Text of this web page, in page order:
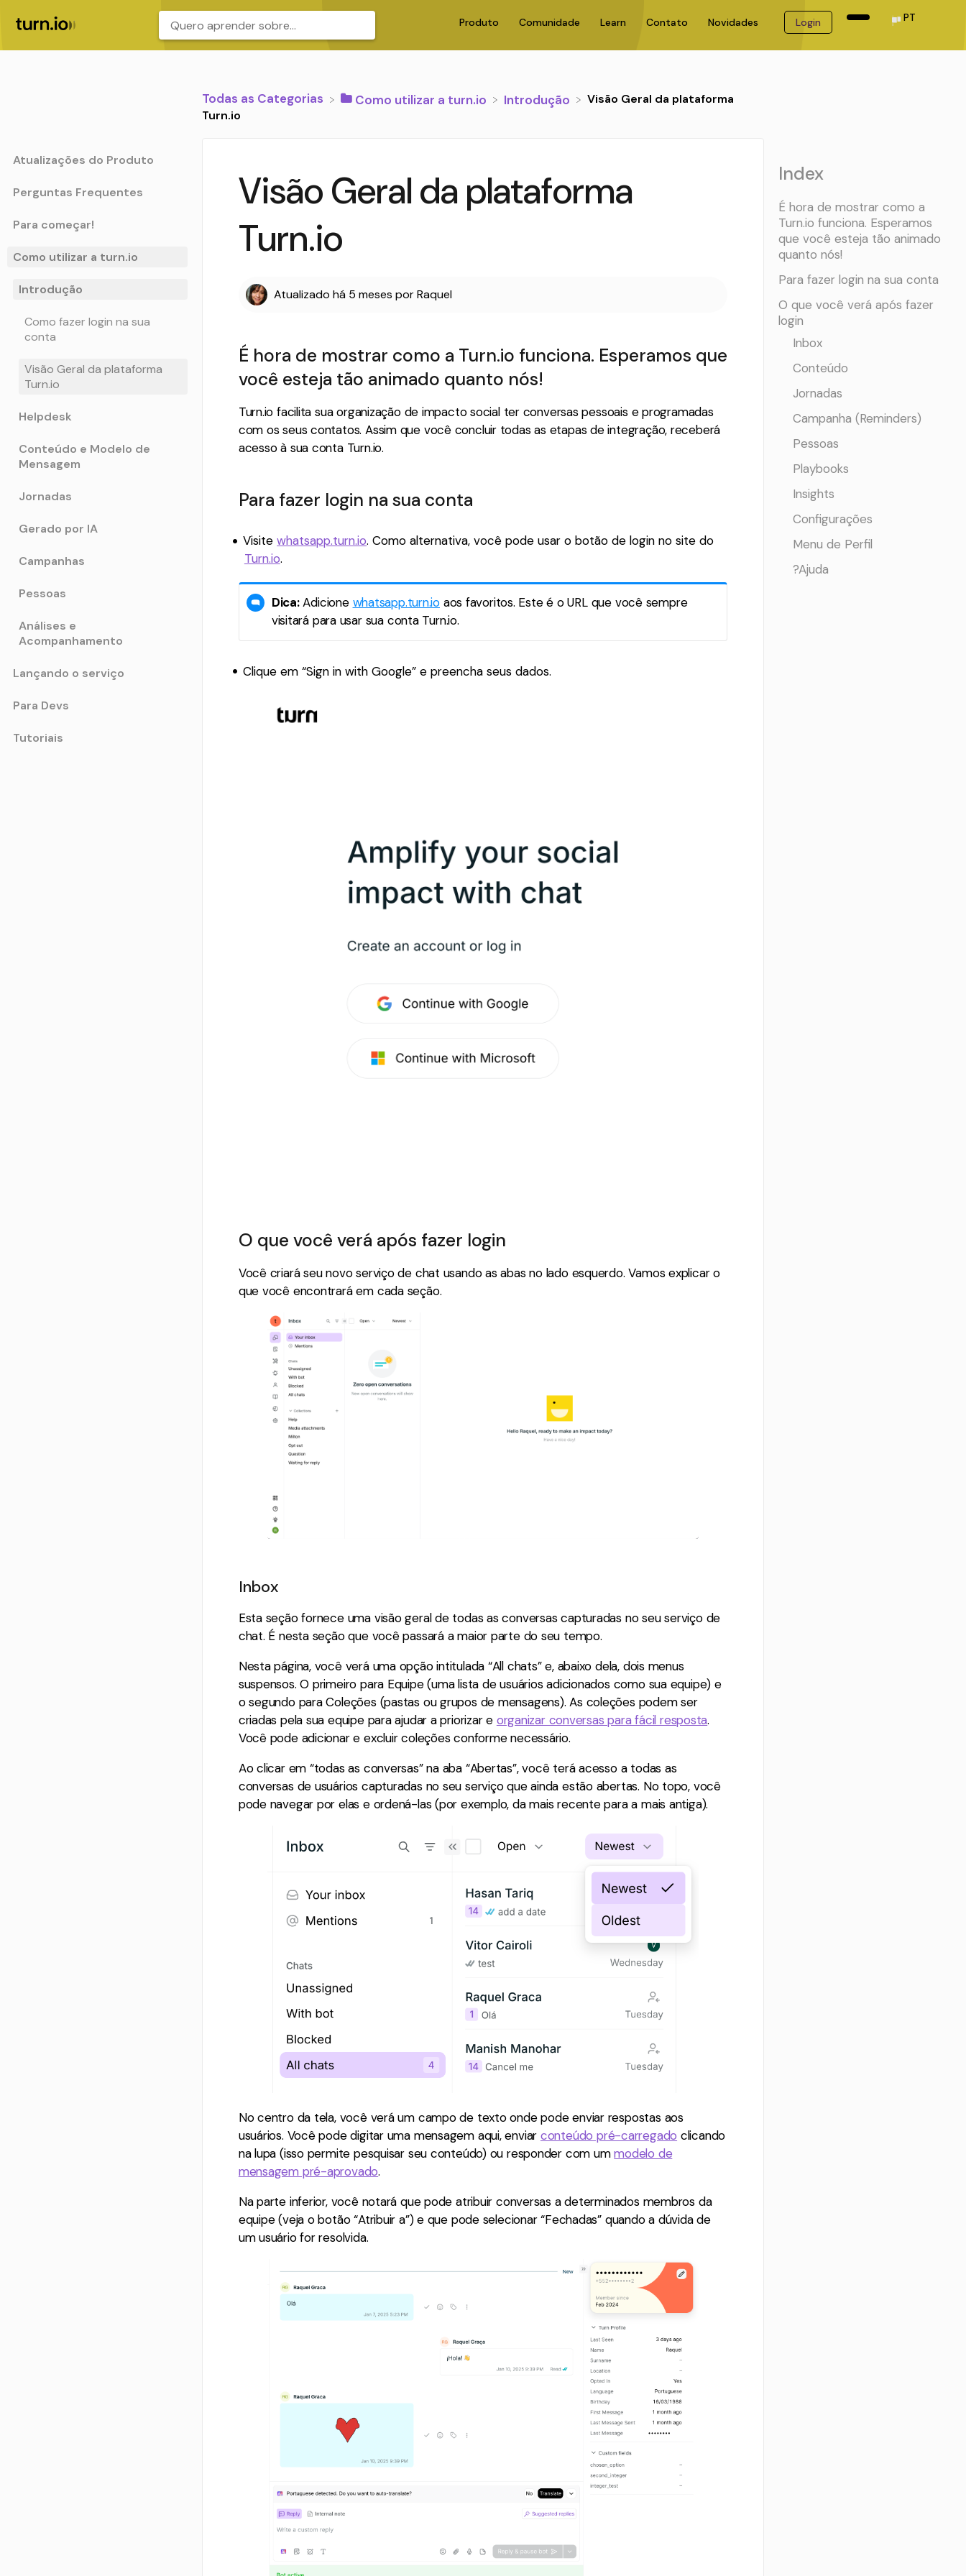
Produto Comunidade Learn Contato Novidades Login PT
Atualizações do Produto
Perguntas Frequentes
Para começar!
Como utilizar a turn.io
Introdução
Como fazer login na sua
conta
Visão Geral da plataforma
Turn.io
Helpdesk
Conteúdo e Modelo de
Mensagem
Jornadas
Gerado por IA
Campanhas
Pessoas
Análises e
Acompanhamento
Lançando o serviço
Para Devs
Tutoriais
Index
É hora de mostrar como a
Turn.io funciona. Esperamos
que você esteja tão animado
quanto nós!
Para fazer login na sua conta
O que você verá após fazer
login
Inbox
Conteúdo
Jornadas
Campanha (Reminders)
Pessoas
Playbooks
Insights
Configurações
Menu de Perfil
?Ajuda
Todas as Categorias ​Como utilizar a turn.io ​Introdução
Visão Geral da plataforma
Turn.io
Visão Geral da plataforma
Turn.io
Atualizado há 5 meses porRaquel
É hora de mostrar como a Turn.io funciona. Esperamos que
você esteja tão animado quanto nós!
Turn.io facilita sua organização de impacto social ter conversas pessoais e programadas
com os seus contatos. Assim que você concluir todas as etapas de integração, receberá
acesso à sua conta Turn.io.
Para fazer login na sua conta
Visitewhatsapp.turn.io. Como alternativa, você pode usar o botão de login no site do
Turn.io.
Dica:Adicione whatsapp.turn.io aos favoritos. Este é o URL que você sempre
visitará para usar sua conta Turn.io.
Clique em “Sign in with Google” e preencha seus dados.
O que você verá após fazer login
Você criará seu novo serviço de chat usando as abas no lado esquerdo. Vamos explicar o
que você encontrará em cada seção.
Inbox
Esta seção fornece uma visão geral de todas as conversas capturadas no seu serviço de
chat. É nesta seção que você passará a maior parte do seu tempo.
Nesta página, você verá uma opção intitulada “All chats” e, abaixo dela, dois menus
suspensos. O primeiro para Equipe (uma lista de usuários adicionados como sua equipe) e
o segundo para Coleções (pastas ou grupos de mensagens). As coleções podem ser
criadas pela sua equipe para ajudar a priorizar e organizar conversas para fácil resposta.
Você pode adicionar e excluir coleções conforme necessário.
Ao clicar em “todas as conversas” na aba “Abertas”, você terá acesso a todas as
conversas de usuários capturadas no seu serviço que ainda estão abertas. No topo, você
pode navegar por elas e ordená-las (por exemplo, da mais recente para a mais antiga).
No centro da tela, você verá um campo de texto onde pode enviar respostas aos
usuários. Você pode digitar uma mensagem aqui, enviar conteúdo pré-carregado clicando
na lupa (isso permite pesquisar seu conteúdo) ou responder com ummodelo de
mensagem pré-aprovado.
Na parte inferior, você notará que pode atribuir conversas a determinados membros da
equipe (veja o botão “Atribuir a”) e que pode selecionar “Fechadas” quando a dúvida de
um usuário for resolvida.
.